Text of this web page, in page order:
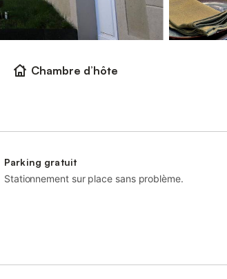
Chambre d’hôte
Parking gratuit
Stationnement sur place sans problème.